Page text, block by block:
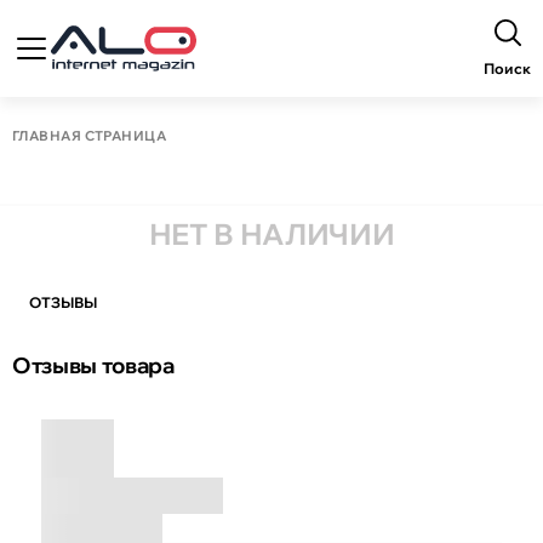
Поиск
ГЛАВНАЯ СТРАНИЦА
НЕТ В НАЛИЧИИ
ОТЗЫВЫ
Отзывы товара